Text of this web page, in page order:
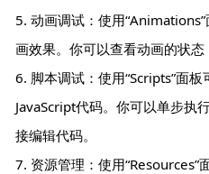
5. 动画调试：使用
画效果。你可以查看动画的状态
6. 脚本调试：使用“Scripts”面
JavaScript代码。你可以单步执
接编辑代码。
7. 资源管理：使用“Resources”